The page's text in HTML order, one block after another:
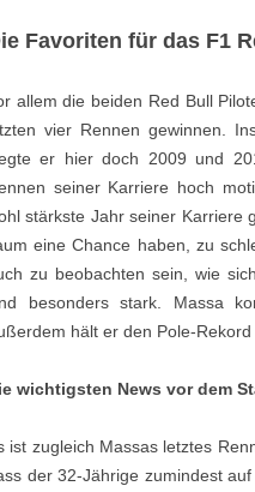
Favoriten für das F1
allem die beiden Red Bull
vier Rennen gewinnen.
er hier doch 2009 und
seiner Karriere hoch
stärkste Jahr seiner Karriere
eine Chance haben, zu
zu beobachten sein, wie
besonders stark. Massa
hält er den Pole-Rekord
wichtigsten News vor dem
ist zugleich Massas letztes
der 32-Jährige zumindest